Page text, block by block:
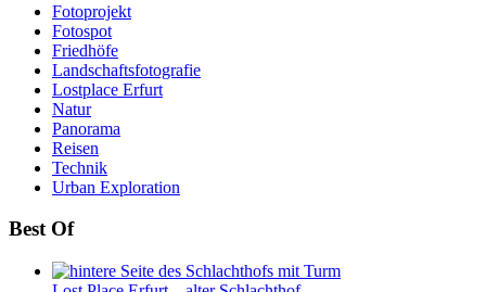
Fotoprojekt
Fotospot
Friedhöfe
Landschaftsfotografie
Lostplace Erfurt
Natur
Panorama
Reisen
Technik
Urban Exploration
Best Of